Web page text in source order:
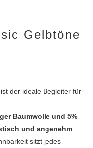
Gelbtöne
ist der ideale Begleiter für
Baumwolle und 5%
und angenehm
sitzt jedes